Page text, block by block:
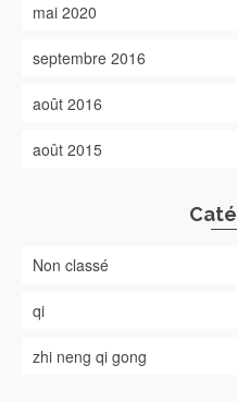
mai 2020
septembre 2016
août 2016
août 2015
Non classé
qi
zhi neng qi gong